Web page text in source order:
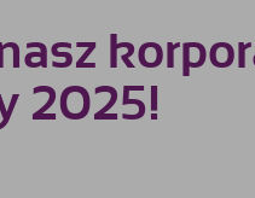
2025!